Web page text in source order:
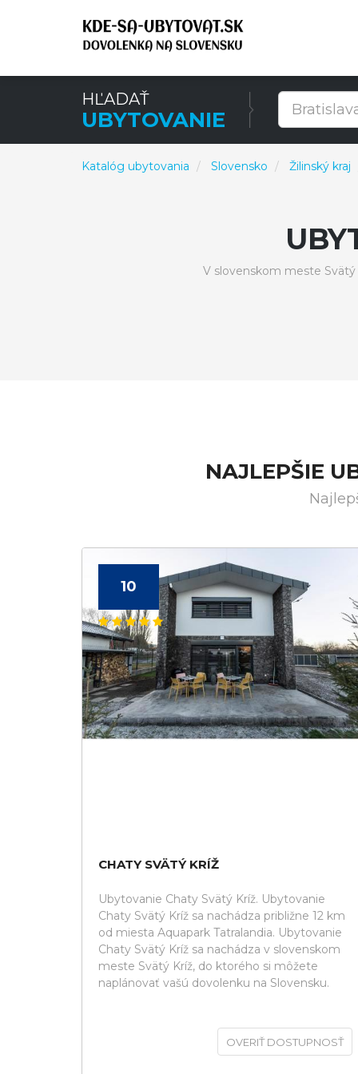
HĽADAŤ
UBYTOVANIE
Katalóg ubytovania Slovensko Žilinský kraj
V slovenskom meste
NAJLEPŠIE
10
CHATY SVÄTÝ KRÍŽ
Ubytovanie Chaty Svätý Kríž. Ubytovanie
Chaty Svätý Kríž sa nachádza približne 12 km
od miesta Aquapark Tatralandia. Ubytovanie
Chaty Svätý Kríž sa nachádza v slovenskom
meste Svätý Kríž, do ktorého si môžete
naplánovať vašú dovolenku na Slovensku.
OVERIŤ DOSTUPNOSŤ